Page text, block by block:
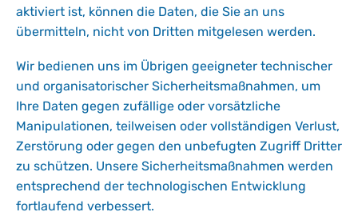
aktiviert ist, können die Daten, die Sie an uns
übermitteln, nicht von Dritten mitgelesen werden.
Wir bedienen uns im Übrigen geeigneter technischer
und organisatorischer Sicherheitsmaßnahmen, um
Ihre Daten gegen zufällige oder vorsätzliche
Manipulationen, teilweisen oder vollständigen Verlust,
Zerstörung oder gegen den unbefugten Zugriff Dritter
zu schützen. Unsere Sicherheitsmaßnahmen werden
entsprechend der technologischen Entwicklung
fortlaufend verbessert.